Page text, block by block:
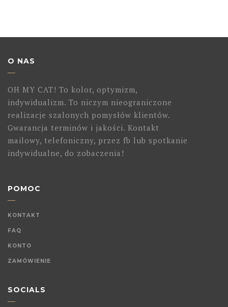
O NAS
OH MY CAT! To kolor, optymizm,
indywidualizm. To niczym nieograniczone
realizacje szalonych pomysłów klientów.
Gwarancja terminów i jakości. Kontakt
mailowy, telefoniczny, przez fb lub spotkanie
indywidualne, do zobaczenia!
POMOC
KONTAKT
FAQ
KONTO
ZAMÓWIENIE
SOCIALS